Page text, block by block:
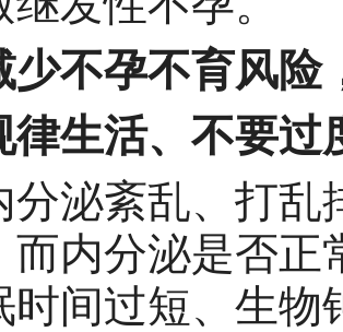
孕不育风险
活、不要过
紊乱、打乱
而内分泌是否
时间过短、生物